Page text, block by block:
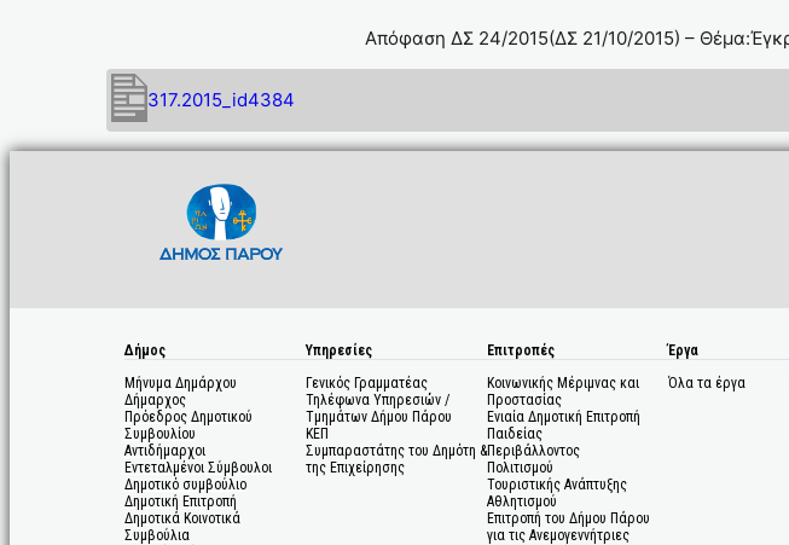
Απόφαση ΔΣ 24/2015(ΔΣ 21/10/2015) –
317.2015_id4384
Δήμος
Μήνυμα Δημάρχου
Δήμαρχος
Πρόεδρος Δημοτικού
Συμβουλίου
Αντιδήμαρχοι
Εντεταλμένοι Σύμβουλοι
Δημοτικό συμβούλιο
Δημοτική Επιτροπή
Δημοτικά Κοινοτικά
Συμβούλια
Υπηρεσίες
Γενικός Γραμματέας
Τηλέφωνα Υπηρεσιών /
Τμημάτων Δήμου Πάρου
ΚΕΠ
Συμπαραστάτης του Δημότη &
της Επιχείρησης
Επιτροπές
Κοινωνικής Μέριμνας και
Προστασίας
Ενιαία Δημοτική Επιτροπή
Παιδείας
Περιβάλλοντος
Πολιτισμού
Τουριστικής Ανάπτυξης
Αθλητισμού
Επιτροπή του Δήμου Πάρου
για τις Ανεμογεννήτριες
Έργα
Όλα τα έργα